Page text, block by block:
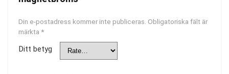
Din e-postadress kommer inte publiceras. Obligatoriska fält är
märkta *
Ditt betyg